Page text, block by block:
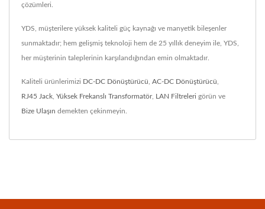
çözümleri.
YDS, müşterilere yüksek kaliteli güç kaynağı ve manyetik bileşenler
sunmaktadır; hem gelişmiş teknoloji hem de 25 yıllık deneyim ile, YDS,
her müşterinin taleplerinin karşılandığından emin olmaktadır.
Kaliteli ürünlerimizi DC-DC Dönüştürücü AC-DC Dönüştürücü
RJ45 Jack Yüksek Frekanslı Transformatör, LAN Filtreleri görün ve
Bize Ulaşın demekten çekinmeyin.